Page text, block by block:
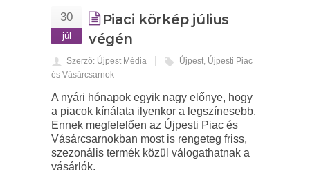
30
júl
Piaci körkép július
végén
Szerző: Újpest Média Újpest, Újpesti Piac
és Vásárcsarnok
A nyári hónapok egyik nagy előnye, hogy
a piacok kínálata ilyenkor a legszínesebb.
Ennek megfelelően az Újpesti Piac és
Vásárcsarnokban most is rengeteg friss,
szezonális termék közül válogathatnak a
vásárlók.